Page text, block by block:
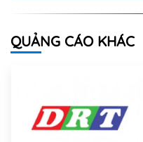
QUẢNG CÁO KHÁC